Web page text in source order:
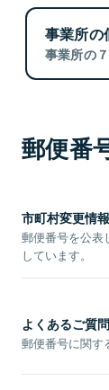
事業所の
事業所の
郵便番
市町村変更情報
郵便番号を公表
しています。
よくあるご質
郵便番号に関す